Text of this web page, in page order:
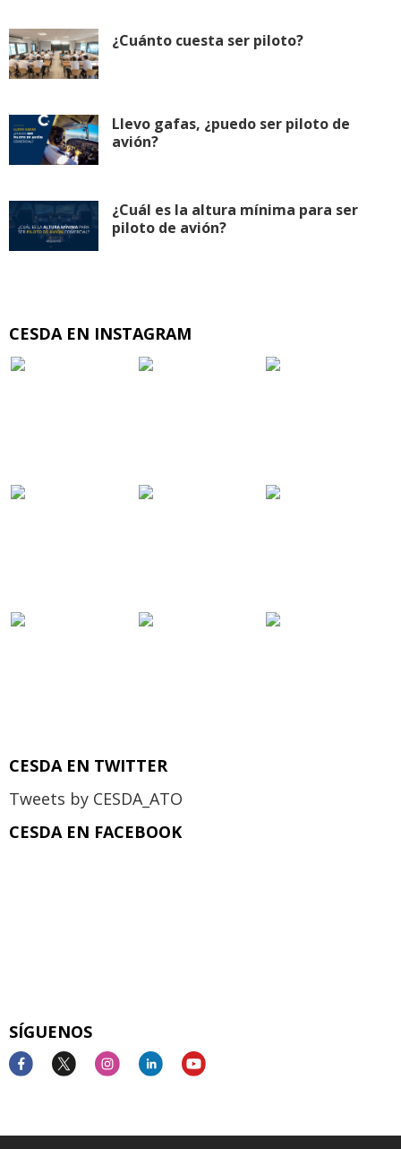
¿Cuánto cuesta ser piloto?
Llevo gafas, ¿puedo ser piloto de
avión?
¿Cuál es la altura mínima para ser
piloto de avión?
CESDA EN INSTAGRAM
CESDA EN TWITTER
Tweets by CESDA_ATO
CESDA EN FACEBOOK
SÍGUENOS